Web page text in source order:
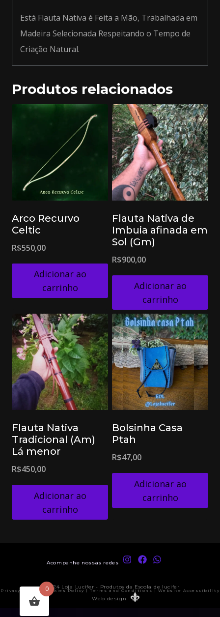
Está Flauta Nativa é Feita a Mão, Trabalhada em
Madeira Selecionada Respeitando o Tempo de
Criação Natural.
Produtos relacionados
Arco Recurvo
Celtic
R$550,00
Adicionar ao
carrinho
Flauta Nativa de
Imbuia afinada em
Sol (Gm)
R$900,00
Adicionar ao
carrinho
Flauta Nativa
Tradicional (Am)
Lá menor
R$450,00
Adicionar ao
carrinho
Bolsinha Casa
Ptah
R$47,00
Adicionar ao
carrinho
Acompanhe nossas redes
© 2024 Loja Lucifer - Produtos da Escola de lucifer
Privacy Policy | Cookies Policy | Terms and Conditions | Website Accessibility
Web design
0